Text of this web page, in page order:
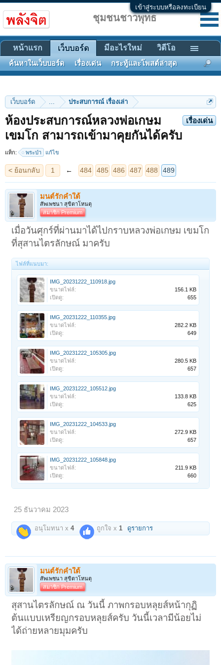
เข้าสู่ระบบหรือลงทะเบียน
เว็บบอร์ด ... ประสบการณ์ เรื่องเล่า
เรื่องเด่น
ห้องประสบการณ์หลวงพ่อเกษม
เขมโก สามารถเข้ามาคุยกันได้ครับ
แท็ก: พระป่า แก้ไข
< ย้อนกลับ 1 ← 484 485 486 487 488 489
มนต์รักคำใต้
สัพเพชนา สุขิตาโหนตุ
สมาชิก Premium
เมื่อวันศุกร์ที่ผ่านมาได้ไปกราบหลวงพ่อเกษม เขมโก
ที่สุสานไตรลักษณ์ มาครับ
ไฟล์ที่แนบมา:
IMG_20231222_110918.jpg
ขนาดไฟล์:
156.1 KB
เปิดดู:
655
IMG_20231222_110355.jpg
ขนาดไฟล์:
282.2 KB
เปิดดู:
649
IMG_20231222_105305.jpg
ขนาดไฟล์:
280.5 KB
เปิดดู:
657
IMG_20231222_105512.jpg
ขนาดไฟล์:
133.8 KB
เปิดดู:
625
IMG_20231222_104533.jpg
ขนาดไฟล์:
272.9 KB
เปิดดู:
657
IMG_20231222_105848.jpg
ขนาดไฟล์:
211.9 KB
เปิดดู:
660
25 ธันวาคม 2023
อนุโมทนา x4 ถูกใจ x1 ดูรายการ
มนต์รักคำใต้
สัพเพชนา สุขิตาโหนตุ
สมาชิก Premium
สุสานไตรลักษณ์ ณ วันนี้ ภาพกรอบหลุยส์หน้ากุฏิ
ต้นแบบเหรียญกรอบหลุยส์ครับ วันนี้เวลามีน้อยไม่
ได้ถ่ายหลายมุมครับ
ชุมชนชาวพุทธ
หน้าแรก เว็บบอร์ด
ค้นหาในเว็บบอร์ด เรื่องเด่น กระทู้และโพสต์ล่าสุด
มีอะไรใหม่ วิดีโอ